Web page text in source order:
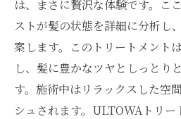
は、まさに贅沢な体験です。こ
ストが髪の状態を詳細に分析し
案します。このトリートメント
し、髪に豊かなツヤとしっとり
す。施術中はリラックスした空
シュされます。ULTOWAトリ